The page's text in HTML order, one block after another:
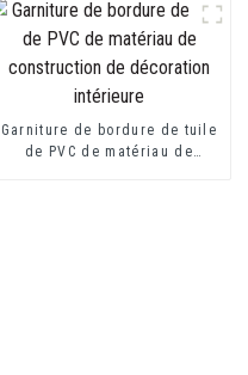
Garniture de bordure de tuile
de PVC de matériau de